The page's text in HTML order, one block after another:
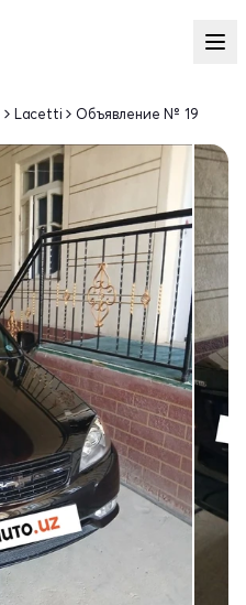
Lacetti Объявление № 19